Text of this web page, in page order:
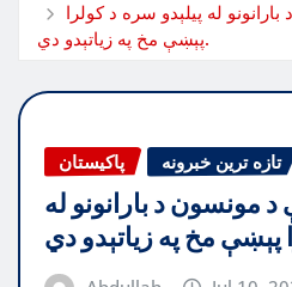
له پیلېدو سره د کولرا
پېښې مخ په زیاتېدو دي.
پاکیستان تازه ترین خبرونه
مونسون د بارانونو له